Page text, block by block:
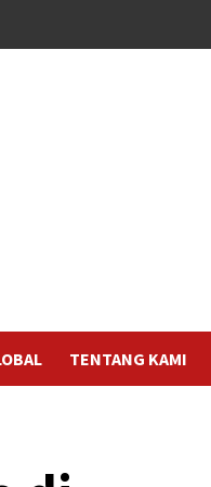
TENTANG KAMI